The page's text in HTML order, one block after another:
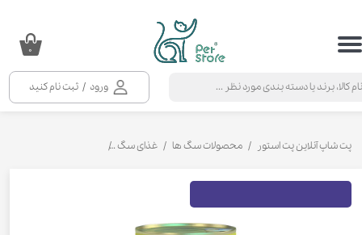
ورود / ثبت نام کنید
حساب کاربری من
خروج از حساب کاربری
۰
پت شاپ آنلاین پت استور محصولات سگ ها غذای سگ